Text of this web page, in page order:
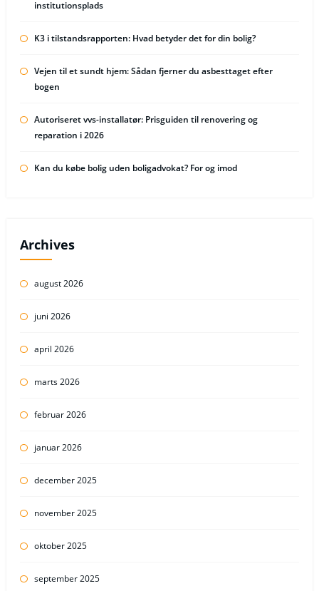
institutionsplads
K3 i tilstandsrapporten: Hvad betyder det for din bolig?
Vejen til et sundt hjem: Sådan fjerner du asbesttaget efter
bogen
Autoriseret vvs-installatør: Prisguiden til renovering og
reparation i 2026
Kan du købe bolig uden boligadvokat? For og imod
Archives
august 2026
juni 2026
april 2026
marts 2026
februar 2026
januar 2026
december 2025
november 2025
oktober 2025
september 2025